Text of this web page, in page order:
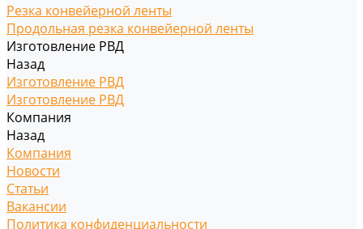
Резка конвейерной ленты
Продольная резка конвейерной ленты
Изготовление РВД
Назад
Изготовление РВД
Изготовление РВД
Компания
Назад
Компания
Новости
Статьи
Вакансии
Политика конфиденциальности